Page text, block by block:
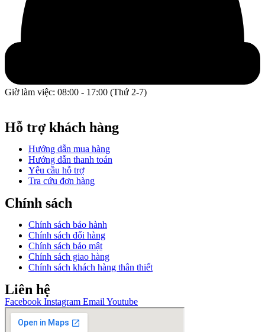
Giờ làm việc: 08:00 - 17:00 (Thứ 2-7)
Hỗ trợ khách hàng
Hướng dẫn mua hàng
Hướng dẫn thanh toán
Yêu cầu hỗ trợ
Tra cứu đơn hàng
Chính sách
Chính sách bảo hành
Chính sách đổi hàng
Chính sách bảo mật
Chính sách giao hàng
Chính sách khách hàng thân thiết
Liên hệ
Facebook Instagram Email Youtube